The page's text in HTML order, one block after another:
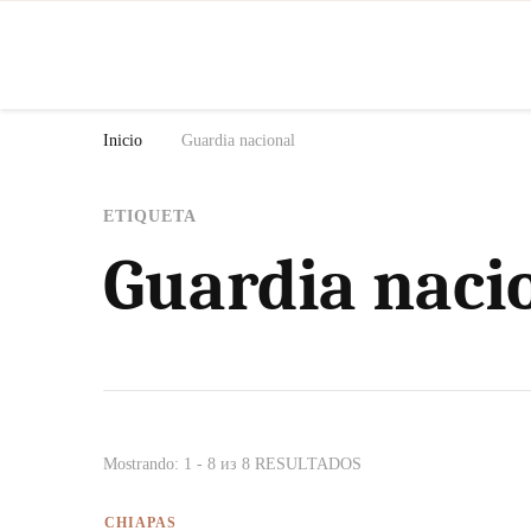
Inicio Guardia nacional
ETIQUETA
Guardia
Mostrando: 1 - 8 из 8 RESULTADOS
CHIAPAS